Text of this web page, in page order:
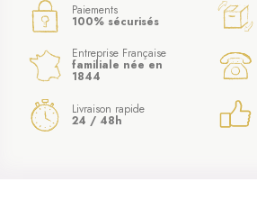
Paiements
100% sécurisés
Entreprise Française
familiale née en
1844
Livraison rapide
24 / 48h